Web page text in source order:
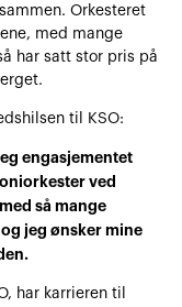
Orkesteret
med mange
har satt stor pris på
til KSO:
engasjementet
ved
så mange
jeg ønsker mine
har karrieren til